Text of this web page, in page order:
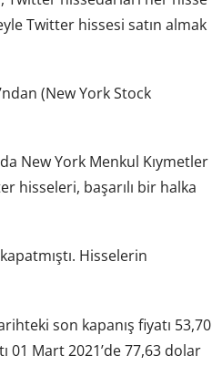
Twitter hissesi satın almak
(New York Stock
New York Menkul Kıymetler
hisseleri, başarılı bir halka
Hisselerin
son kapanış fiyatı 53,70
01 Mart 2021’de 77,63 dolar